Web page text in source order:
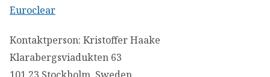
Euroclear
Kontaktperson: Kristoffer Haake
Klarabergsviadukten 63